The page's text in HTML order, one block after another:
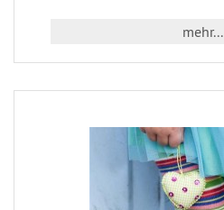
mehr...